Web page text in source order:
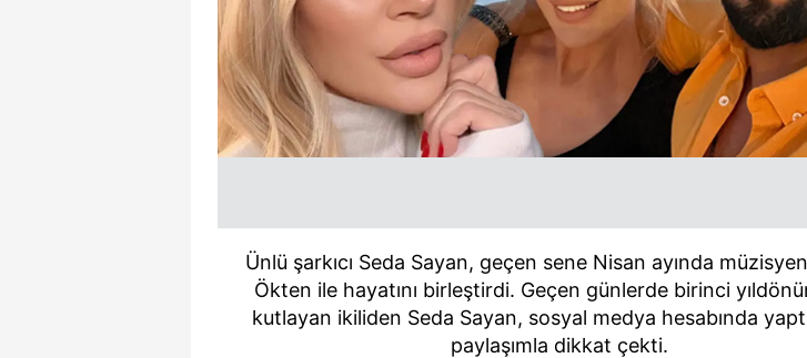
Ünlü şarkıcı Seda Sayan, geçen sene Nisan ayında
Ökten ile hayatını birleştirdi. Geçen günlerde birinci
kutlayan ikiliden Seda Sayan, sosyal medya hesabında
paylaşımla dikkat çekti.